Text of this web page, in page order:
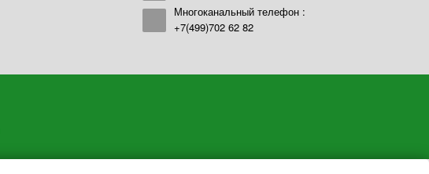
Многоканальный телефон :
+7(499)702 62 82